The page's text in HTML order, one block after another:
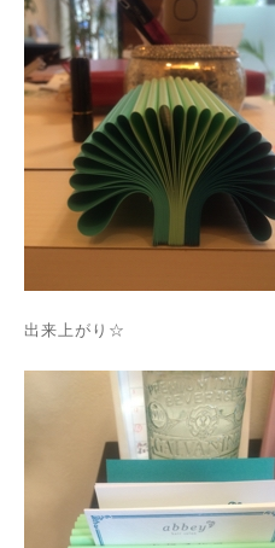
出来上がり☆